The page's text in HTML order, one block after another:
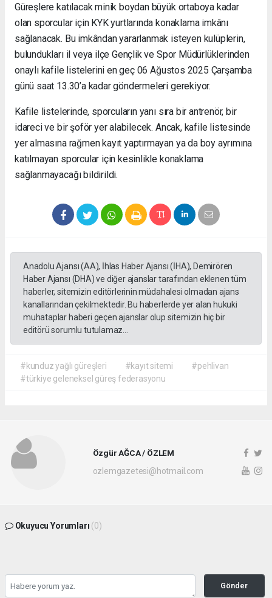
Güreşlere katılacak minik boydan büyük ortaboya kadar
olan sporcular için KYK yurtlarında konaklama imkânı
sağlanacak. Bu imkândan yararlanmak isteyen kulüplerin,
bulundukları il veya ilçe Gençlik ve Spor Müdürlüklerinden
onaylı kafile listelerini en geç 06 Ağustos 2025 Çarşamba
günü saat 13.30’a kadar göndermeleri gerekiyor.
Kafile listelerinde, sporcuların yanı sıra bir antrenör, bir
idareci ve bir şoför yer alabilecek. Ancak, kafile listesinde
yer almasına rağmen kayıt yaptırmayan ya da boy ayrımına
katılmayan sporcular için kesinlikle konaklama
sağlanmayacağı bildirildi.
Anadolu Ajansı (AA), İhlas Haber Ajansı (İHA), Demirören
Haber Ajansı (DHA) ve diğer ajanslar tarafından eklenen tüm
haberler, sitemizin editörlerinin müdahalesi olmadan ajans
kanallarından çekilmektedir. Bu haberlerde yer alan hukuki
muhataplar haberi geçen ajanslar olup sitemizin hiç bir
editörü sorumlu tutulamaz...
#kunduz yağlı güreşleri #kayıt sitemi
#pehlivan
#türkiye geleneksel güreş federasyonu
Özgür AĞCA / ÖZLEM
ozlemgazetesi@hotmail.com
Okuyucu Yorumları (0)
Gönder